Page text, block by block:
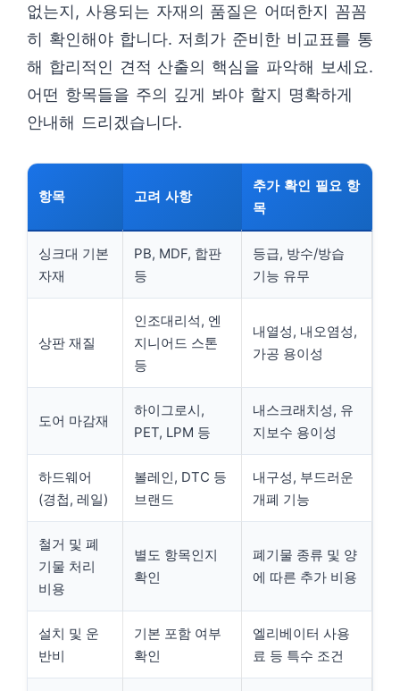
없는지, 사용되는 자재의 품질은 어떠한지 꼼꼼
히 확인해야 합니다. 저희가 준비한 비교표를 통
해 합리적인 견적 산출의 핵심을 파악해 보세요.
어떤 항목들을 주의 깊게 봐야 할지 명확하게
안내해 드리겠습니다.
항목 고려 사항
추가 확인 필요 항
목
싱크대 기본
자재
PB, MDF, 합판
등
등급, 방수/방습
기능 유무
상판 재질
인조대리석, 엔
지니어드 스톤
등
내열성, 내오염성,
가공 용이성
도어 마감재
하이그로시,
PET, LPM 등
내스크래치성, 유
지보수 용이성
하드웨어
(경첩, 레일)
볼레인, DTC 등
브랜드
내구성, 부드러운
개폐 기능
철거 및 폐
기물 처리
비용
별도 항목인지
확인
폐기물 종류 및 양
에 따른 추가 비용
설치 및 운
반비
기본 포함 여부
확인
엘리베이터 사용
료 등 특수 조건